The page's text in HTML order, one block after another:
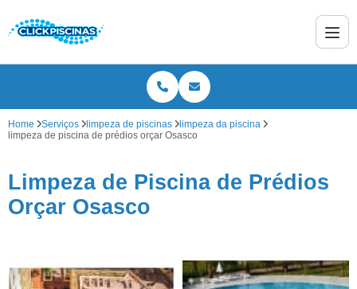
Home Serviços limpeza de piscinas
limpeza da piscina
limpeza de piscina de prédios orçar Osasco
Limpeza de Piscina de Prédios
Orçar Osasco